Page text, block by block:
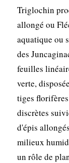
Triglochin
allongé ou
aquatique ou
des
feuilles
verte,
tiges
discrètes
d'épis
milieux
un rôle de